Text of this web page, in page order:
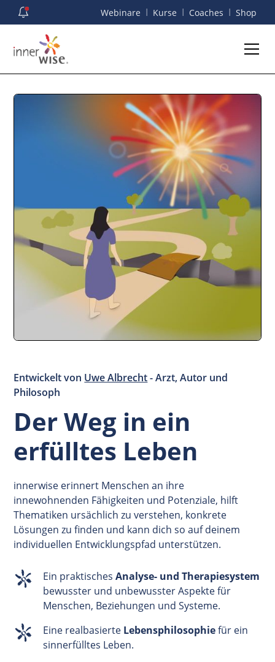
Webinare I Kurse I Coaches I Shop
Entwickelt von Uwe Albrecht- Arzt, Autor und
Philosoph
Der Weg in ein
erfülltes Leben
innerwise erinnert Menschen an ihre
innewohnenden Fähigkeiten und Potenziale, hilft
Thematiken ursächlich zu verstehen, konkrete
Lösungen zu finden und kann dich so auf deinem
individuellen Entwicklungspfad unterstützen.
Ein praktischesAnalyse- und Therapiesystem
bewusster und unbewusster Aspekte für
Menschen, Beziehungen und Systeme.
Eine realbasierte Lebensphilosophiefür ein
sinnerfülltes Leben.